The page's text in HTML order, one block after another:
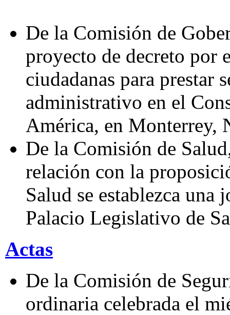
De la Comisión de
proyecto de decreto por
ciudadanas para prestar
administrativo en el
América, en Monterrey,
De la Comisión de
relación con la
Salud se establezca
Palacio Legislativo de
Actas
De la Comisión de
ordinaria celebrada el